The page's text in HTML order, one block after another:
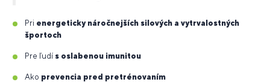
Pri energeticky náročnejších silových a vytrvalostných
športoch
Pre ľudí s oslabenou imunitou
Ako prevencia pred pretrénovaním